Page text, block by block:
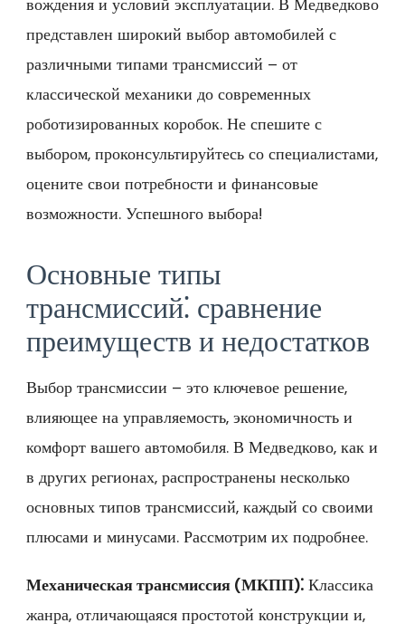
вождения и условий эксплуатации. В Медведково
представлен широкий выбор автомобилей с
различными типами трансмиссий – от
классической механики до современных
роботизированных коробок. Не спешите с
выбором‚ проконсультируйтесь со специалистами‚
оцените свои потребности и финансовые
возможности. Успешного выбора!
Основные типы
трансмиссий⁚ сравнение
преимуществ и недостатков
Выбор трансмиссии – это ключевое решение‚
влияющее на управляемость‚ экономичность и
комфорт вашего автомобиля. В Медведково‚ как и
в других регионах‚ распространены несколько
основных типов трансмиссий‚ каждый со своими
плюсами и минусами. Рассмотрим их подробнее.
Механическая трансмиссия (МКПП)⁚ Классика
жанра‚ отличающаяся простотой конструкции и‚